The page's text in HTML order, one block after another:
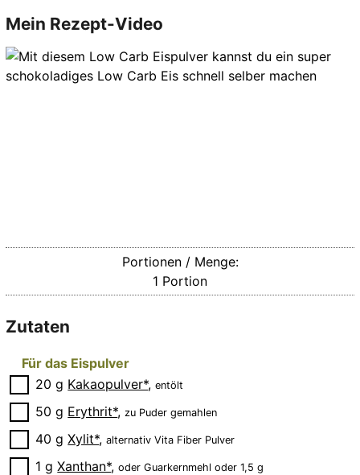
Mein Rezept-Video
Portionen / Menge:
1 Portion
Zutaten
Für das Eispulver
▢
20 g Kakaopulver*,entölt
▢
50 g Erythrit*, zu Puder gemahlen
▢
40 g Xylit*,alternativ Vita Fiber Pulver
▢
1 g Xanthan*,oder Guarkernmehl oder 1,5 g